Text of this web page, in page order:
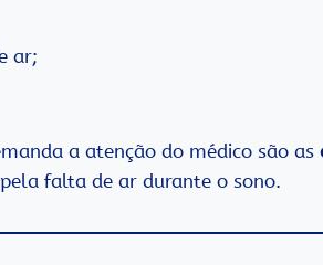
ar;
a atenção do médico são as
falta de ar durante o sono.